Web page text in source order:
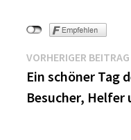
VORHERIGER BEITRAG
Ein schöner Tag
Besucher,